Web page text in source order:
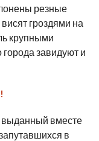
резные
гроздями на
крупными
города завидуют и
вместе
в